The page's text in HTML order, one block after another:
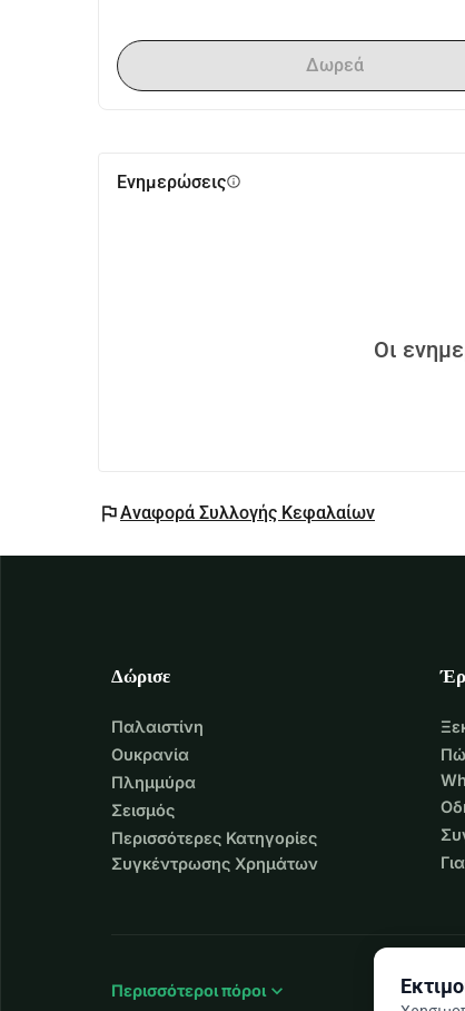
Δωρεά
Ενημερώσειςinfo
Οι
flagΑναφορά Συλλογής Κεφαλαίων
Δώρισε
Παλαιστίνη
Ουκρανία
Πλημμύρα
Σεισμός
Περισσότερες Κατηγορίες
Συγκέντρωσης Χρημάτων
Περισσότεροι πόροιexpand_more